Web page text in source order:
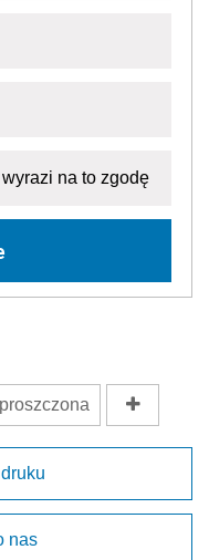
na to zgodę
nas